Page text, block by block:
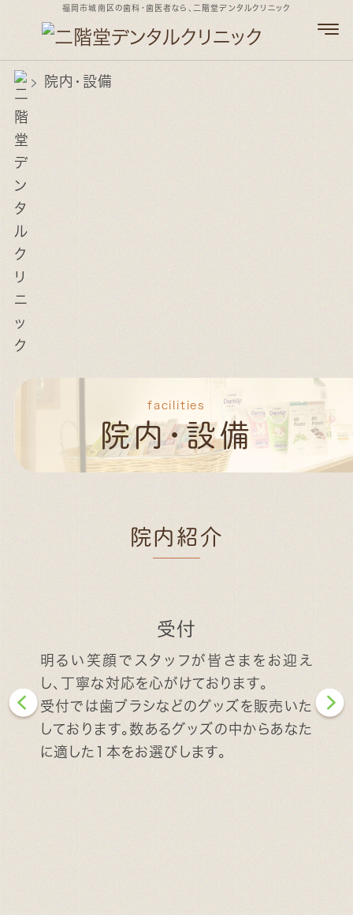
福岡市城南区の歯科・歯医者なら、二階堂デンタルクリニック
院内・設備
facilities
院内・設備
院内紹介
受付
明るい笑顔でスタッフが皆さまをお迎え
し、丁寧な対応を心がけております。
受付では歯ブラシなどのグッズを販売いた
しております。数あるグッズの中からあなた
に適した1本をお選びします。